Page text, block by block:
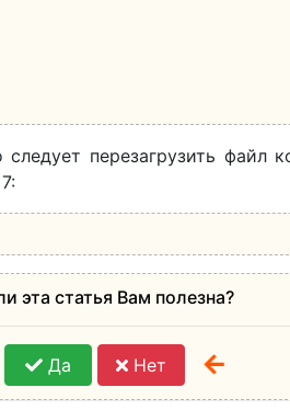
перезагрузить файл
эта статья Вам полезна?
Да Нет